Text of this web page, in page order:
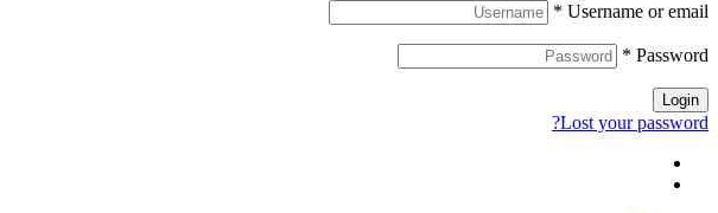
Username or email
*
Password
*
Login
Lost your password?